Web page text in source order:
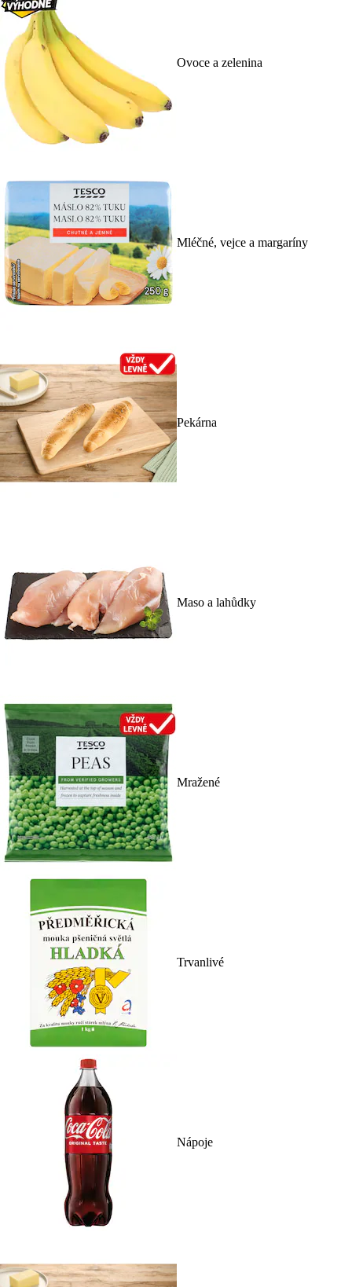
Ovoce a zelenina
Mléčné, vejce a margaríny
Pekárna
Maso a lahůdky
Mražené
Trvanlivé
Nápoje